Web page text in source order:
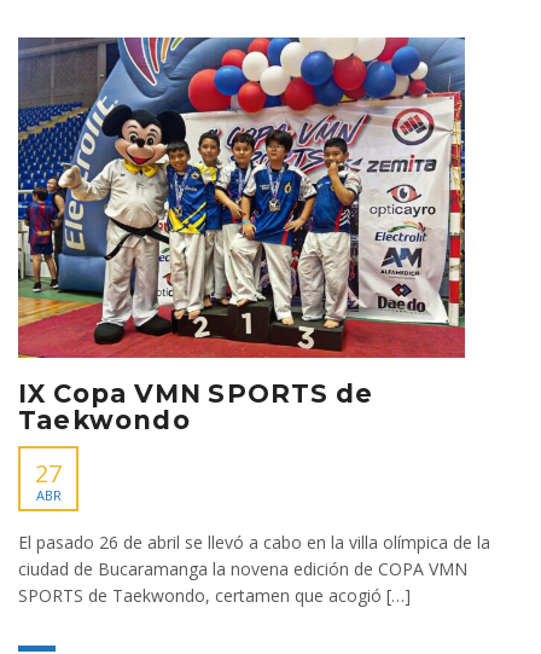
IX Copa VMN SPORTS de
Taekwondo
27
ABR
El pasado 26 de abril se llevó a cabo en la villa olímpica de la
ciudad de Bucaramanga la novena edición de COPA VMN
SPORTS de Taekwondo, certamen que acogió […]